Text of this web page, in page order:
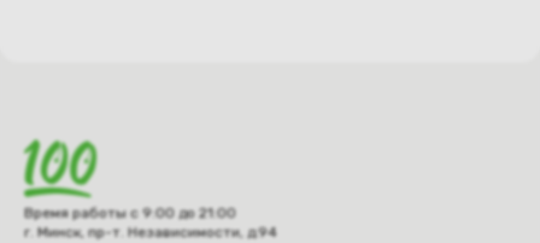
Время работы с 9:00 до 21:00
г. Минск, пр-т. Независимости, д.94